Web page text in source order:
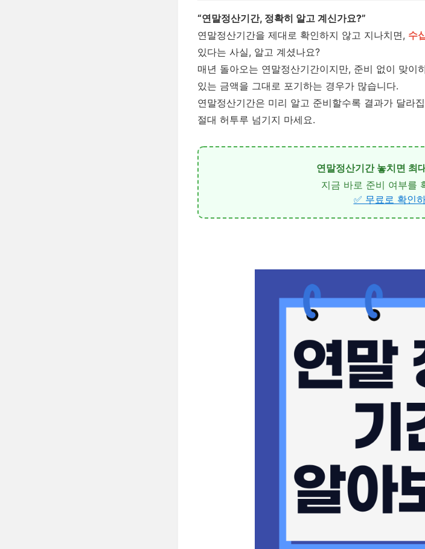
“연말정산기간, 정확히 알고 계신가요?”
연말정산기간을 제대로 확인하지 않고 지나치면, 수
있다는 사실, 알고 계셨나요?
매년 돌아오는 연말정산기간이지만, 준비 없이 맞이
있는 금액을 그대로 포기하는 경우가 많습니다.
연말정산기간은 미리 알고 준비할수록 결과가 달라
절대 허투루 넘기지 마세요.
연말정산기간 놓치면 최
지금 바로 준비 여부를
✅ 무료로 확인